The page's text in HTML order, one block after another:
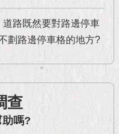
道路既然要對路邊停車
劃路邊停車格的地方?
查
嗎?